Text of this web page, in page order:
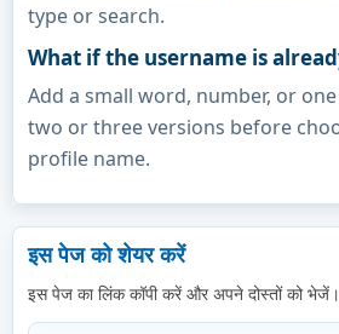
type or search.
What if the username is
Add a small word, number, or
two or three versions before
profile name.
इस पेज को शेयर करें
इस पेज का लिंक कॉपी करें और अपने दोस्तों को भेजें।